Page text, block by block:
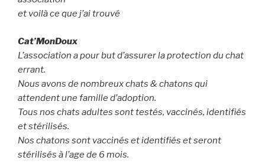
et voilà ce que j’ai trouvé
Cat’MonDoux
L’association a pour but d’assurer la protection du chat
errant.
Nous avons de nombreux chats & chatons qui
attendent une famille d’adoption.
Tous nos chats adultes sont testés, vaccinés, identifiés
et stérilisés.
Nos chatons sont vaccinés et identifiés et seront
stérilisés à l’age de 6 mois.